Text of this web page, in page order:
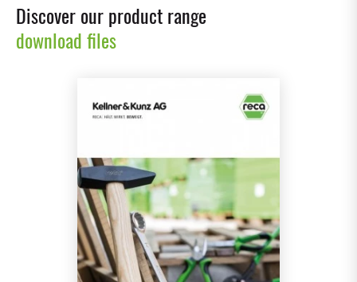
Discover our product range
download files